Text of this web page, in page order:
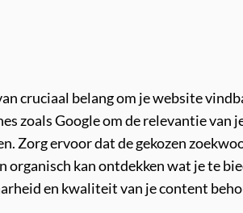
cruciaal belang om je website
Google om de relevantie van
Zorg ervoor dat de gekozen
kan ontdekken wat je te
en kwaliteit van je content